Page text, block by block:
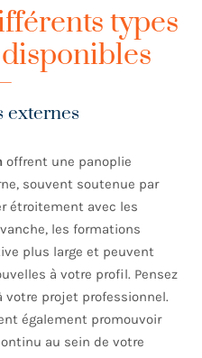
types
externes
offrent une panoplie
souvent soutenue par
étroitement avec les
les formations
plus large et peuvent
à votre profil. Pensez
projet professionnel.
également promouvoir
au sein de votre